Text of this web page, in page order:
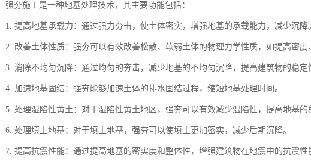
强夯施工是一种地基处理技术，其主要功能包括：
1. 提高地基承载力：通过强力夯击，使土体密实，增强地基的承载能力，减少沉降
2. 改善土体性质：强夯可以有效改善松散、软弱土体的物理力学性质，如提高密度
3. 消除不均匀沉降：通过均匀的夯击，减少地基的不均匀沉降，提高建筑物的稳定
4. 加速地基固结：强夯能够加速土体的排水固结过程，缩短地基处理时间。
5. 处理湿陷性黄土：对于湿陷性黄土地区，强夯可以有效减少湿陷性，提高地基的
6. 处理填土地基：对于填土地基，强夯可以使填土更加密实，减少后期沉降。
7. 提高抗震性能：通过提高地基的密实度和整体性，增强建筑物在地震中的抗震性